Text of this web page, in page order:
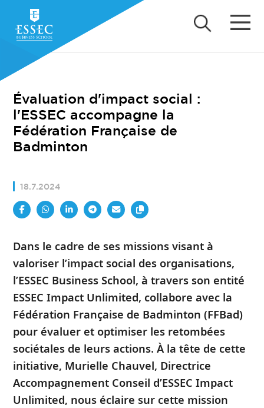
Évaluation d'impact social :
l'ESSEC accompagne la
Fédération Française de
Badminton
18.7.2024
Dans le cadre de ses missions visant à
valoriser l’impact social des organisations,
l’ESSEC Business School, à travers son entité
ESSEC Impact Unlimited, collabore avec la
Fédération Française de Badminton (FFBad)
pour évaluer et optimiser les retombées
sociétales de leurs actions. À la tête de cette
initiative, Murielle Chauvel, Directrice
Accompagnement Conseil d’ESSEC Impact
Unlimited, nous éclaire sur cette mission